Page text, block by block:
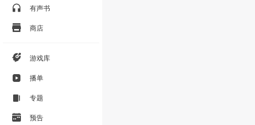
有声书
商店
游戏库
播单
专题
预告